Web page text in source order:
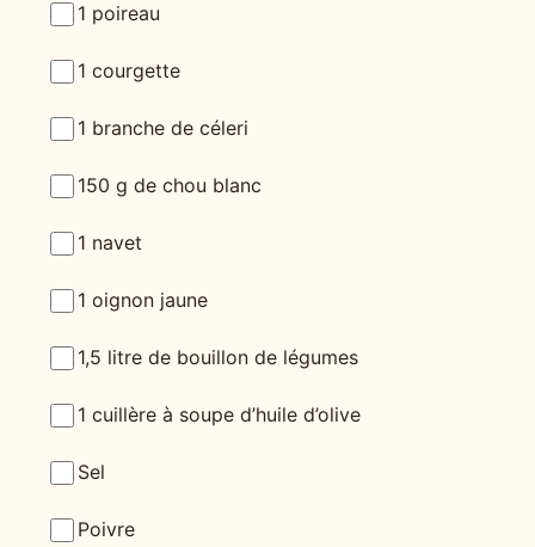
1 poireau
1 courgette
1 branche de céleri
150 g de chou blanc
1 navet
1 oignon jaune
1,5 litre de bouillon de légumes
1 cuillère à soupe d’huile d’olive
Sel
Poivre